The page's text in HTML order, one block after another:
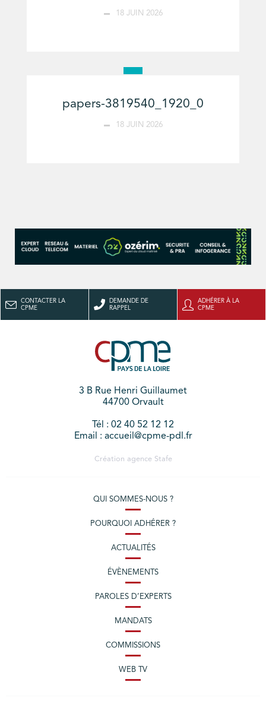
18 JUIN 2026
papers-3819540_1920_0
18 JUIN 2026
CONTACTER LA
CPME
DEMANDE DE
RAPPEL
ADHÉRER À LA
CPME
3 B Rue Henri Guillaumet
44700 Orvault
Tél : 02 40 52 12 12
Email : accueil@cpme-pdl.fr
Création agence Stafe
QUI SOMMES-NOUS ?
POURQUOI ADHÉRER ?
ACTUALITÉS
ÉVÈNEMENTS
PAROLES D’EXPERTS
MANDATS
COMMISSIONS
WEB TV